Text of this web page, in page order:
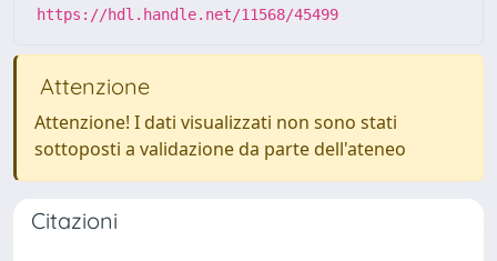
https://hdl.handle.net/11568/45499
Attenzione
Attenzione! I dati visualizzati non sono stati
sottoposti a validazione da parte dell'ateneo
Citazioni